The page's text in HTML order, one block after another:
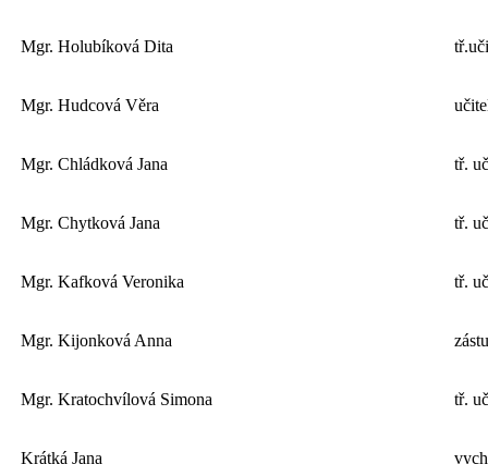
Mgr. Holubíková Dita
Mgr. Hudcová Věra
Mgr. Chládková Jana tř.
Mgr. Chytková Jana tř.
Mgr. Kafková Veronika tř.
Mgr. Kijonková Anna
Mgr. Kratochvílová Simona tř.
Krátká Jana